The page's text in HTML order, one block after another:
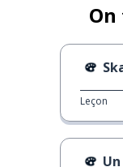
Leçon
Un